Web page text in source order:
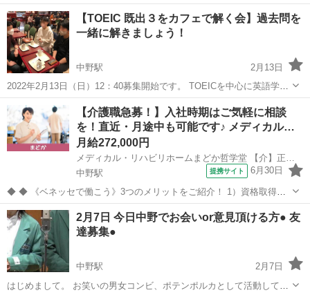
いの話をしたりネタのアドバイスして頂いたり、色々仲良くして頂け
る方を募集しています。 芸人さんが多い環境なので芸人さんの友達を
作ることも可能です！ もしお...
東京 中野区 その他
【TOEIC 既出３をカフェで解く会】過去問を
一緒に解きましょう！
中野駅
2月13日
2022年2月13日（日）12：40募集開始です。 TOEICを中心に英語学習
をしているよっしーと言います。 TOEICの過去問である 「既出３をカ
フェで解く会」を開催いたします。 この「既出３」は、昨年1...
東京 新宿区 中野駅 その他 TOEIC
【介護職急募！】入社時期はご気軽に相談
を！直近・月途中も可能です♪ メディカル…
月給272,000円
中野駅
提携サイト 6月30日
◆ ◆ 《ベネッセで働こう》3つのメリットをご紹介！ 1）資格取得支
援制度＆受験・研修費の実費負担あり！(規定あり) 2）着実にキャリア
を磨けるでステップアップフィールドが充実！ 3）他社講座も受講
OK！ 《入社後サポ...
東京 中野区 中野駅 介護
2月7日 今日中野でお会いor意見頂ける方● 友
達募集●
中野駅
2月7日
はじめまして。 お笑いの男女コンビ、ポテンポルカとして活動してい